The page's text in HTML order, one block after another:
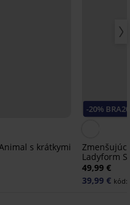
s krátkymi
-20% BRA20
Ladyform
49,99 €
39,99 € kód: